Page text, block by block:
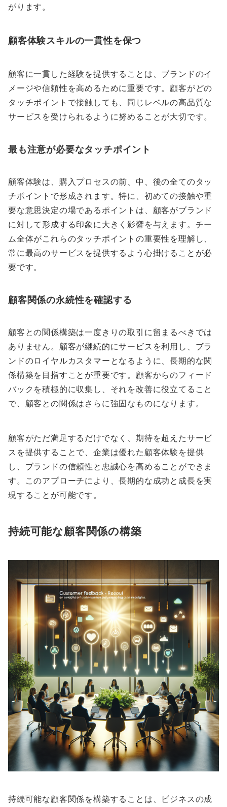
がります。
顧客体験スキルの一貫性を保つ
顧客に一貫した経験を提供することは、ブランドのイ
メージや信頼性を高めるために重要です。顧客がどの
タッチポイントで接触しても、同じレベルの高品質な
サービスを受けられるように努めることが大切です。
最も注意が必要なタッチポイント
顧客体験は、購入プロセスの前、中、後の全てのタッ
チポイントで形成されます。特に、初めての接触や重
要な意思決定の場であるポイントは、顧客がブランド
に対して形成する印象に大きく影響を与えます。チー
ム全体がこれらのタッチポイントの重要性を理解し、
常に最高のサービスを提供するよう心掛けることが必
要です。
顧客関係の永続性を確認する
顧客との関係構築は一度きりの取引に留まるべきでは
ありません。顧客が継続的にサービスを利用し、ブラ
ンドのロイヤルカスタマーとなるように、長期的な関
係構築を目指すことが重要です。顧客からのフィード
バックを積極的に収集し、それを改善に役立てること
で、顧客との関係はさらに強固なものになります。
顧客がただ満足するだけでなく、期待を超えたサービ
スを提供することで、企業は優れた顧客体験を提供
し、ブランドの信頼性と忠誠心を高めることができま
す。このアプローチにより、長期的な成功と成長を実
現することが可能です。
持続可能な顧客関係の構築
持続可能な顧客関係を構築することは、ビジネスの成